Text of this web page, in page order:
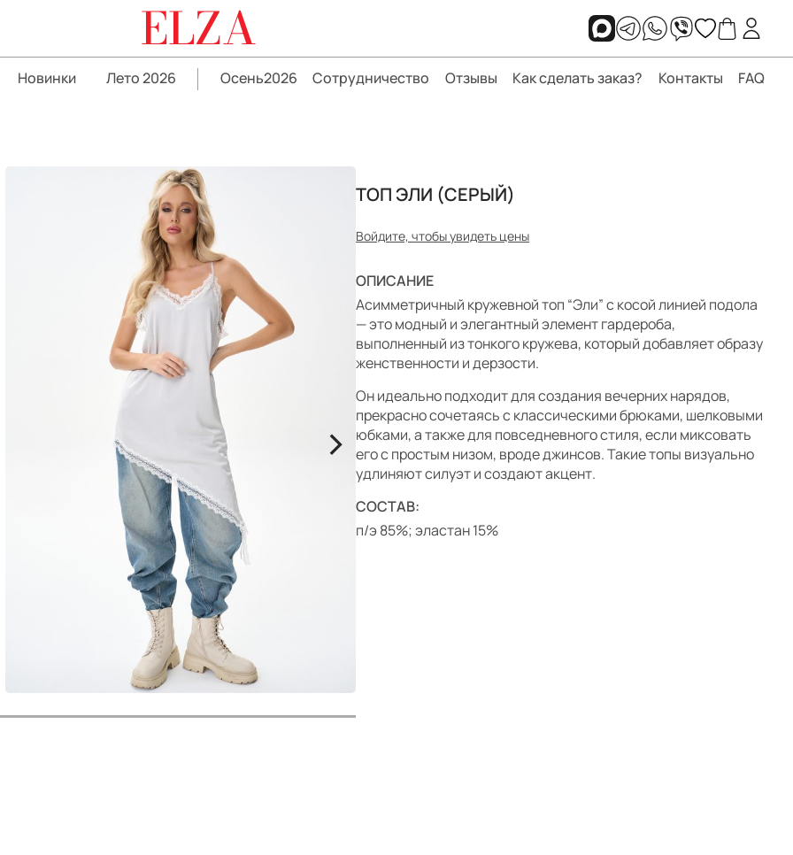
ELZA
Новинки Лето 2026 Осень2026 Сотрудничество Отзывы Как сделать заказ? Контакты FAQ
>
ТОП ЭЛИ (СЕРЫЙ)
Войдите, чтобы увидеть цены
ОПИСАНИЕ
Асимметричный кружевной топ “Эли” с косой линией подола
— это модный и элегантный элемент гардероба,
выполненный из тонкого кружева, который добавляет образу
женственности и дерзости.
Он идеально подходит для создания вечерних нарядов,
прекрасно сочетаясь с классическими брюками, шелковыми
юбками, а также для повседневного стиля, если миксовать
его с простым низом, вроде джинсов. Такие топы визуально
удлиняют силуэт и создают акцент.
СОСТАВ:
п/э 85%; эластан 15%